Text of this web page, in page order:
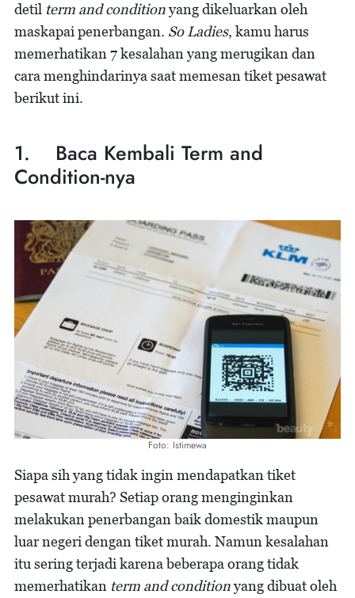
detil term and conditionyang dikeluarkan oleh
maskapai penerbangan. So Ladies, kamu harus
memerhatikan 7 kesalahan yang merugikan dan
cara menghindarinya saat memesan tiket pesawat
berikut ini.
1. Baca Kembali Term and
Condition-nya
Foto: Istimewa
Siapa sih yang tidak ingin mendapatkan tiket
pesawat murah? Setiap orang menginginkan
melakukan penerbangan baik domestik maupun
luar negeri dengan tiket murah. Namun kesalahan
itu sering terjadi karena beberapa orang tidak
memerhatikan term and conditionyang dibuat oleh